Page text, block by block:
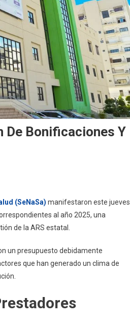
De Bonificaciones Y
(SeNaSa) manifestaron este jueves
al año 2025, una
de la ARS estatal.
un presupuesto debidamente
que han generado un clima de